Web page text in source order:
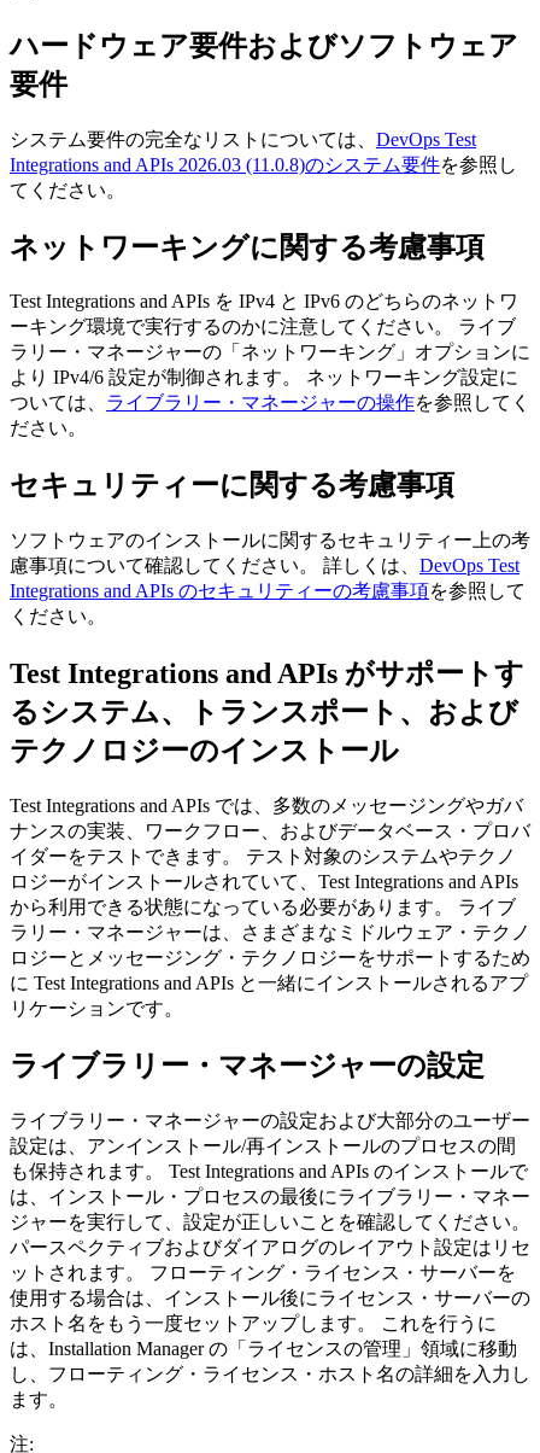
ハードウェア要件およびソフトウェア
要件
システム要件の完全なリストについては、 DevOps Test
Integrations and APIs 2026.03 (11.0.8)のシステム要件を参照し
てください。
ネットワーキングに関する考慮事項
Test Integrations and APIs を IPv4 と IPv6 のどちらのネットワ
ーキング環境で実行するのかに注意してください。 ライブ
ラリー・マネージャーの 「ネットワーキング」 オプションに
より IPv4/6 設定が制御されます。 ネットワーキング設定に
ついては、 ライブラリー・マネージャーの操作を参照してく
ださい。
セキュリティーに関する考慮事項
ソフトウェアのインストールに関するセキュリティー上の考
慮事項について確認してください。 詳しくは、 DevOps Test
Integrations and APIs のセキュリティーの考慮事項を参照して
ください。
Test Integrations and APIs がサポートす
るシステム、トランスポート、および
テクノロジーのインストール
Test Integrations and APIs では、多数のメッセージングやガバ
ナンスの実装、ワークフロー、およびデータベース・プロバ
イダーをテストできます。 テスト対象のシステムやテクノ
ロジーがインストールされていて、 Test Integrations and APIs
から利用できる状態になっている必要があります。 ライブ
ラリー・マネージャーは、さまざまなミドルウェア・テクノ
ロジーとメッセージング・テクノロジーをサポートするため
に Test Integrations and APIs と一緒にインストールされるアプ
リケーションです。
ライブラリー・マネージャーの設定
ライブラリー・マネージャーの設定および大部分のユーザー
設定は、アンインストール/再インストールのプロセスの間
も保持されます。 Test Integrations and APIs のインストールで
は、インストール・プロセスの最後にライブラリー・マネー
ジャーを実行して、設定が正しいことを確認してください。
パースペクティブおよびダイアログのレイアウト設定はリセ
ットされます。 フローティング・ライセンス・サーバーを
使用する場合は、インストール後にライセンス・サーバーの
ホスト名をもう一度セットアップします。 これを行うに
は、 Installation Managerの「ライセンスの管理」領域に移動
し、フローティング・ライセンス・ホスト名の詳細を入力し
ます。
注: